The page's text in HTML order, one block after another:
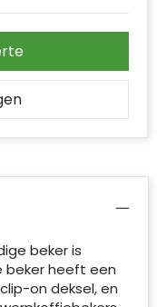
beker is
beker heeft een
on deksel, en